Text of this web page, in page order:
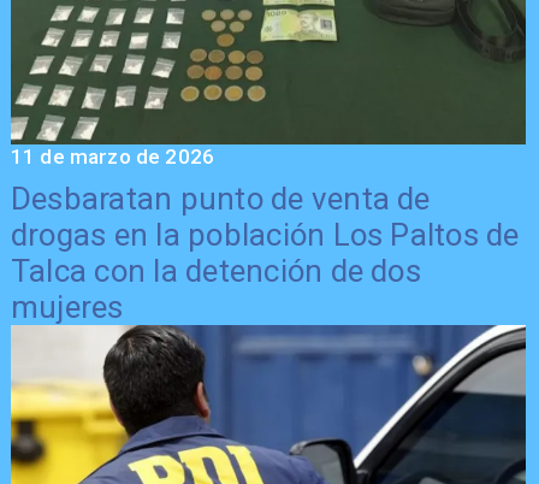
Desbaratan punto de venta de
drogas en la población Los Paltos de
Talca con la detención de dos
mujeres
11 de marzo de 2026